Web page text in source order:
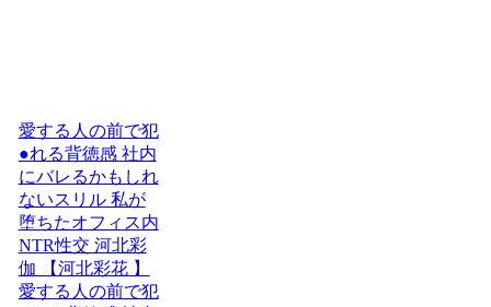
愛する人の前で犯
●れる背徳感 社内
にバレるかもしれ
ないスリル 私が
堕ちたオフィス内
NTR性交 河北彩
伽 【河北彩花 】
愛する人の前で犯